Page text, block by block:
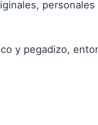
personales
y pegadizo,